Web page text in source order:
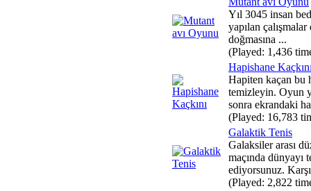
Yıl 3045 insan
yapılan
doğmasına ...
(Played: 1,436
Hapishane
Hapiten kaçan bu
temizleyin. Oyun
sonra ekrandaki
(Played: 16,783
Galaktik Tenis
Galaksiler arası
maçında dünyayı
ediyorsunuz.
(Played: 2,822